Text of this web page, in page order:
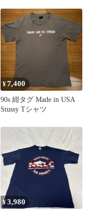
¥7,400
90s 紺タグ Made in USA
Stussy Tシャツ
¥3,980